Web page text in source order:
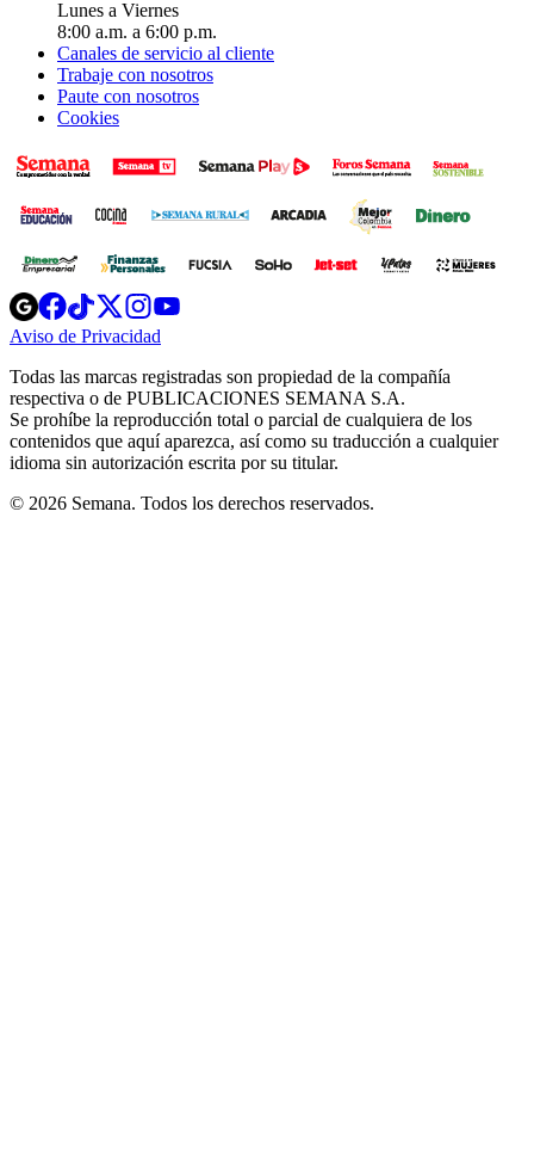
Lunes a Viernes
8:00 a.m. a 6:00 p.m.
Canales de servicio al cliente
Trabaje con nosotros
Paute con nosotros
Cookies
Opens
in
new
Opens
in
new
Opens
in
new
window
Opens
new
windowwindow
Aviso de Privacidad
new
window
Todas las marcas registradas son propiedad de la compañía
respectiva o de PUBLICACIONES SEMANA S.A.
Se prohíbe la reproducción total o parcial de cualquiera de los
contenidos que aquí aparezca, así como su traducción a cualquier
idioma sin autorización escrita por su titular.
© 2026 Semana. Todos los derechos reservados.